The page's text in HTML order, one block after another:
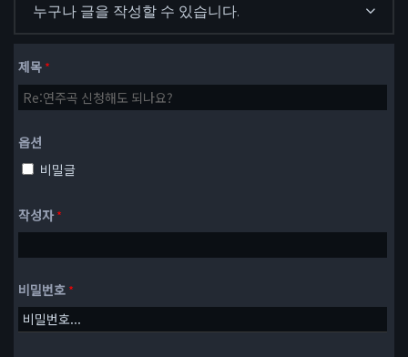
누구나 글을 작성할 수 있습니다.
제목 *
옵션
비밀글
작성자 *
비밀번호 *